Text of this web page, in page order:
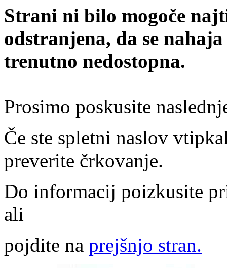
Strani ni bilo mogoče
odstranjena, da se
trenutno nedostopna.
Prosimo poskusite
Če ste spletni naslov
preverite črkovanje.
Do informacij poizkusite
ali
pojdite na prejšnjo stran.